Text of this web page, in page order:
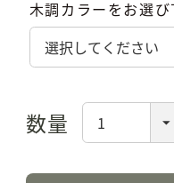
木調カラーをお選び